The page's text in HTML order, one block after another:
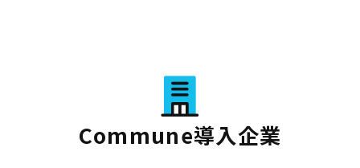
Commune導入企業